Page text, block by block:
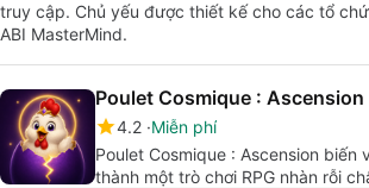
truy cập. Chủ yếu được thiết kế cho các tổ
ABI MasterMind.
Poulet Cosmique : Ascension
4.2 Miễn phí
Poulet Cosmique : Ascension biến
thành một trò chơi RPG nhàn rỗi